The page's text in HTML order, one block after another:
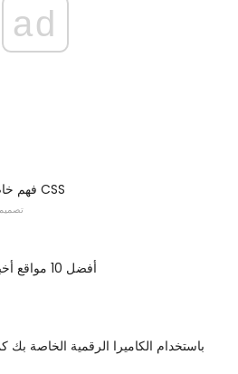
ad
فهم خاصية مسح CSS
أفضل 10 مواقع أخبار الجوال
باستخدام الكاميرا الرقمية الخاصة بك